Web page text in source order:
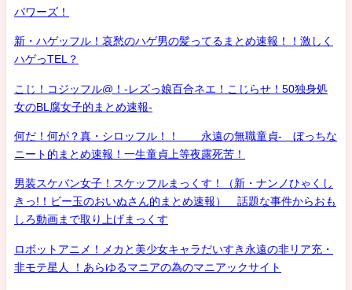
パワーズ！
新・ハゲッフル！哀愁のハゲ男の髪ってるまとめ速報！！激しく
ハゲっTEL？
こじ！コジッフル@！-レズっ娘百合ネエ！こじらせ！50独身処
女のBL腐女子的まとめ速報-
何だ！何が？真・シロッフル！！ 永遠の無職童貞- ぼっちな
ニート的まとめ速報！一生童貞上等夜露死苦！
男装スケバン女子！スケッフルまっくす！（新・ナンノひゃくし
きっ!！ビー玉のおいぬさん的まとめ速報） 話題な事件からおも
しろ動画まで取り上げまっくす
ロボットアニメ！メカと美少女キャラだいすき永遠の非リア充・
非モテ星人 ！あらゆるマニアの為のマニアックサイト